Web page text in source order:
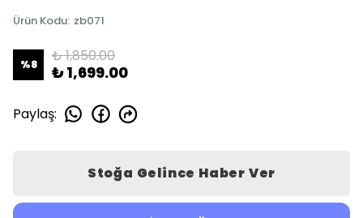
Ürün Kodu: zb071
%8 ₺ 1,850.00
₺ 1,699.00
Paylaş:
Stoğa Gelince Haber Ver